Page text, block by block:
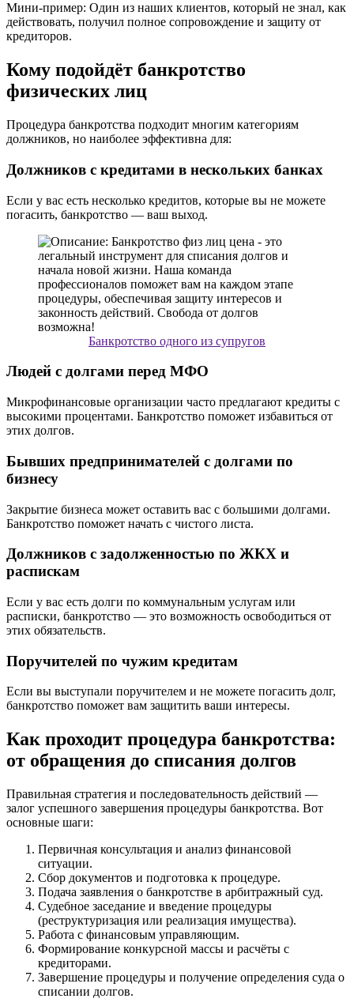
Мини-пример: Один из наших клиентов, который не знал, как
действовать, получил полное сопровождение и защиту от
кредиторов.
Кому подойдёт банкротство
физических лиц
Процедура банкротства подходит многим категориям
должников, но наиболее эффективна для:
Должников с кредитами в нескольких банках
Если у вас есть несколько кредитов, которые вы не можете
погасить, банкротство — ваш выход.
Банкротство одного из супругов
Людей с долгами перед МФО
Микрофинансовые организации часто предлагают кредиты с
высокими процентами. Банкротство поможет избавиться от
этих долгов.
Бывших предпринимателей с долгами по
бизнесу
Закрытие бизнеса может оставить вас с большими долгами.
Банкротство поможет начать с чистого листа.
Должников с задолженностью по ЖКХ и
распискам
Если у вас есть долги по коммунальным услугам или
расписки, банкротство — это возможность освободиться от
этих обязательств.
Поручителей по чужим кредитам
Если вы выступали поручителем и не можете погасить долг,
банкротство поможет вам защитить ваши интересы.
Как проходит процедура банкротства:
от обращения до списания долгов
Правильная стратегия и последовательность действий —
залог успешного завершения процедуры банкротства. Вот
основные шаги:
Первичная консультация и анализ финансовой
ситуации.
Сбор документов и подготовка к процедуре.
Подача заявления о банкротстве в арбитражный суд.
Судебное заседание и введение процедуры
(реструктуризация или реализация имущества).
Работа с финансовым управляющим.
Формирование конкурсной массы и расчёты с
кредиторами.
Завершение процедуры и получение определения суда о
списании долгов.